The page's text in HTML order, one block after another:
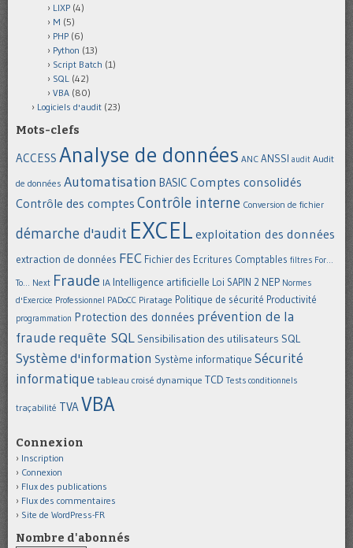
LIXP (4)
M (5)
PHP (6)
Python (13)
Script Batch (1)
SQL (42)
VBA (80)
Logiciels d'audit (23)
Mots-clefs
ACCESS Analyse de données ANC ANSSI audit Audit
de données Automatisation BASIC Comptes consolidés
Contrôle des comptes Contrôle interne Conversion de fichier
démarche d'audit EXCEL exploitation des données
extraction de données FEC Fichier des Ecritures Comptables filtres For...
To... Next Fraude IA Intelligence artificielle Loi SAPIN 2 NEP Normes
d'Exercice Professionnel PADoCC Piratage Politique de sécurité Productivité
programmation Protection des données prévention de la
fraude requête SQL Sensibilisation des utilisateurs SQL
Système d'information Système informatique Sécurité
informatique tableau croisé dynamique TCD Tests conditionnels
traçabilité TVAVBA
Connexion
Inscription
Connexion
Flux des publications
Flux des commentaires
Site de WordPress-FR
Nombre d'abonnés